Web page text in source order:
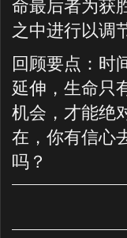
命最后者为获
之中进行以调
回顾要点：时
延伸，生命只
机会，才能绝
在，你有信心
吗？